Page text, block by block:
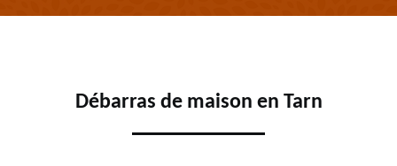
Débarras de maison en Tarn